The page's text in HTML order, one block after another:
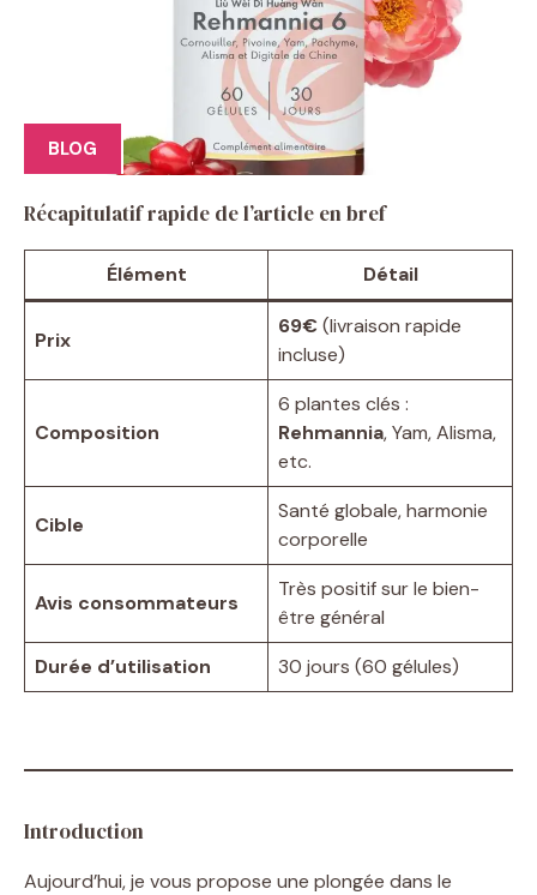
BLOG
Récapitulatif rapide de l’article en bref
Élément Détail
Prix
69€ (livraison rapide
incluse)
Composition
6 plantes clés :
Rehmannia, Yam, Alisma,
etc.
Cible
Santé globale, harmonie
corporelle
Avis consommateurs
Très positif sur le bien-
être général
Durée d’utilisation
30 jours (60 gélules)
Introduction
Aujourd’hui, je vous propose une plongée dans le